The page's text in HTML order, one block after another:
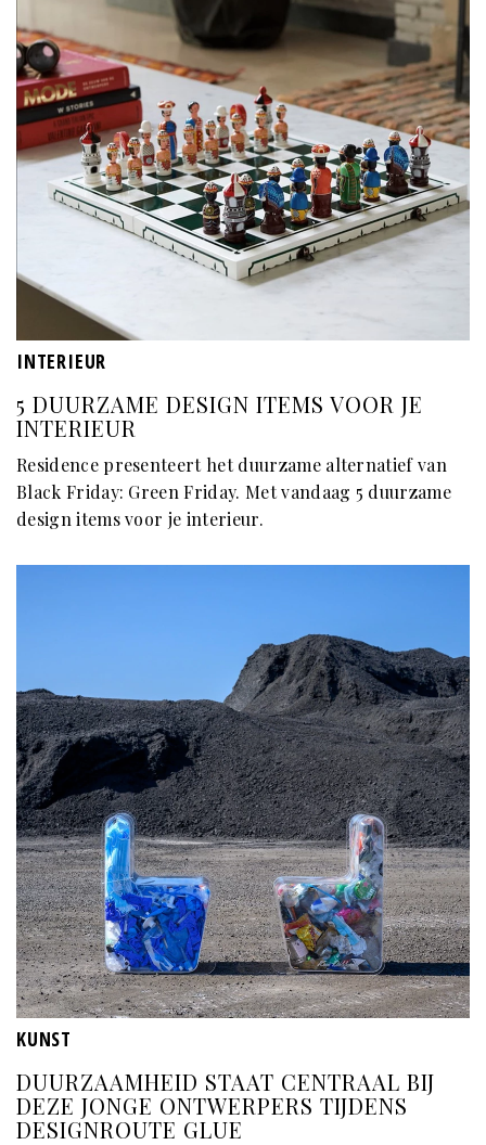
INTERIEUR
5 DUURZAME DESIGN ITEMS VOOR JE
INTERIEUR
Residence presenteert het duurzame alternatief van
Black Friday: Green Friday. Met vandaag 5 duurzame
design items voor je interieur.
KUNST
DUURZAAMHEID STAAT CENTRAAL BIJ
DEZE JONGE ONTWERPERS TIJDENS
DESIGNROUTE GLUE